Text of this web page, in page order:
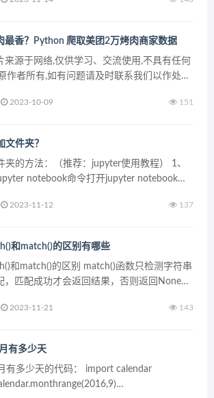
不是mongo官...
最香？Python 爬取美团2万烤肉商家数据
来源于网络,仅供学习、交流使用,不具有任何
作者所有,如有问题请及时联系我们以作处
“梦是心灵的思想，是...
2023-10-09 151
文件夹？
夹的方法：（推荐：jupyter使用教程） 1、
notebook命令打开jupyter notebook，
2023-11-12 137
和match()的区别有哪些
和match()的区别 match()函数只检测字符串
，匹配成功才会返回结果，否则返回None。
2023-11-21 143
有多少天
有多少天的代码： import calendar